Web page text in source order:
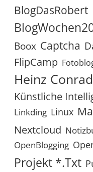
BlogDasRobert
Boox Captcha
FlipCamp
Heinz
Künstliche
Linkding Linux
Nextcloud
OpenBlogging
Projekt *.txt